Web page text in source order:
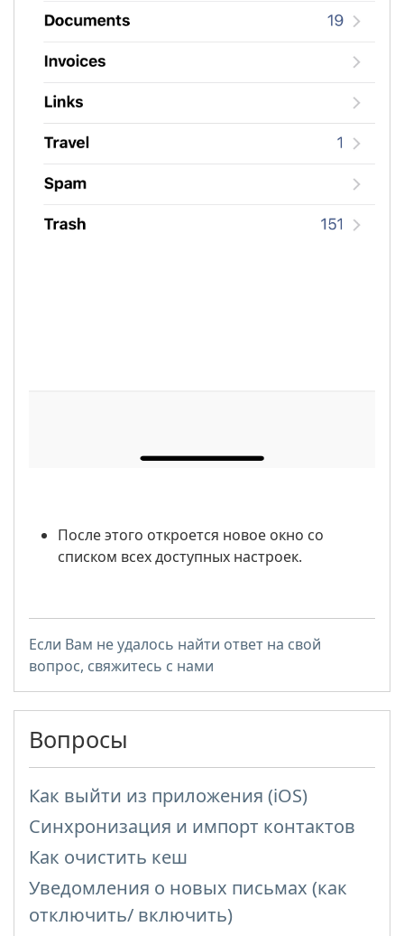
После этого откроется новое окно со
списком всех доступных настроек.
Если Вам не удалось найти ответ на свой
вопрос, свяжитесь с нами
Вопросы
Как выйти из приложения (iOS)
Синхронизация и импорт контактов
Как очистить кеш
Уведомления о новых письмах (как
отключить/ включить)